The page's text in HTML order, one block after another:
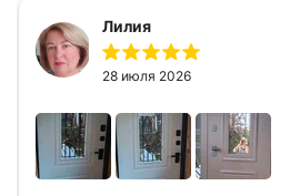
Лилия
28 июля 2026